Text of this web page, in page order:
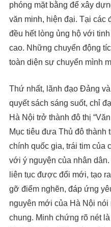
phóng mặt bằng để xây
văn minh, hiện đại. Tại
đều hết lòng ủng hộ với
cao. Những chuyển động
toàn diện sự chuyển mình
Thứ nhất, lãnh đạo Đảng
quyết sách sáng suốt, chỉ
Hà Nội trở thành đô thị
Mục tiêu đưa Thủ đô thành
chính quốc gia, trái tim của
với ý nguyện của nhân
liên tục được đổi mới, tạo
gỡ điểm nghẽn, đáp ứng
nguyên mới của Hà Nội
chung. Minh chứng rõ nét